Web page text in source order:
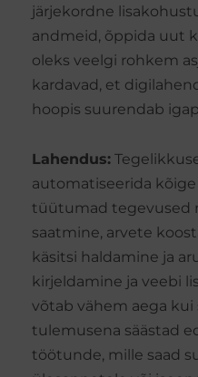
järjekordne
andmeid, õppida uut
oleks veelgi rohkem
kardavad, et
hoopis suurendab
Lahendus:
automatiseerida
tüütumad tegevused
saatmine, arvete
käsitsi haldamine ja
kirjeldamine ja veebi
võtab vähem aega
tulemusena säästad
töötunde, mille saad